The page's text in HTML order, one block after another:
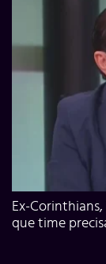
Ex-
que time